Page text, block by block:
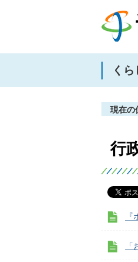
く
現在の
行